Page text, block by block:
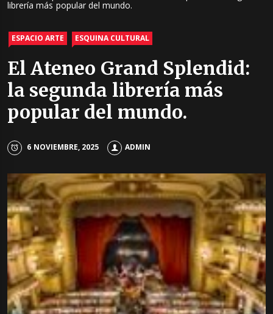
librería más popular del mundo.
ESPACIO ARTE ESQUINA CULTURAL
El Ateneo Grand Splendid:
la segunda librería más
popular del mundo.
6 NOVIEMBRE, 2025 ADMIN